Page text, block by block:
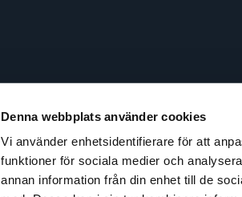
Denna webbplats använder cookies
Vi använder enhetsidentifierare för att
funktioner för sociala medier och
annan information från din enhet till de
Respons
Upphovsrätt
Tillgänglighet